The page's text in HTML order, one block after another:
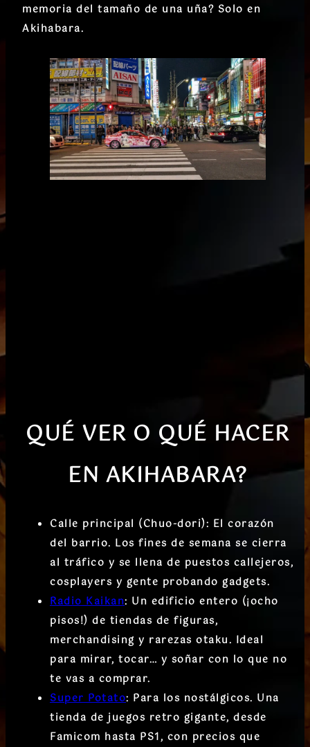
memoria del tamaño de una uña? Solo en
Akihabara.
QUÉ VER O QUÉ HACER
EN AKIHABARA?
Calle principal (Chuo-dori): El corazón
del barrio. Los fines de semana se cierra
al tráfico y se llena de puestos callejeros,
cosplayers y gente probando gadgets.
Radio Kaikan: Un edificio entero (¡ocho
pisos!) de tiendas de figuras,
merchandising y rarezas otaku. Ideal
para mirar, tocar… y soñar con lo que no
te vas a comprar.
Super Potato: Para los nostálgicos. Una
tienda de juegos retro gigante, desde
Famicom hasta PS1, con precios que